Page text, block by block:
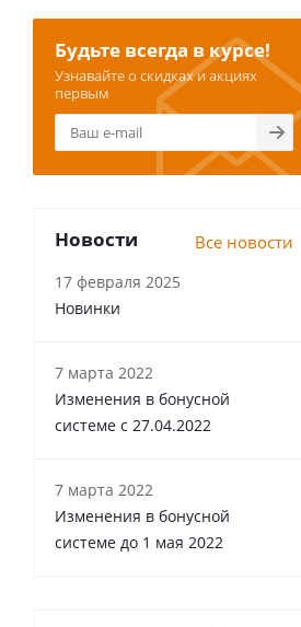
Будьте всегда в курсе!
Узнавайте о скидках и акциях
первым
Новости Все новости
17 февраля 2025
Новинки
7 марта 2022
Изменения в бонусной
системе с 27.04.2022
7 марта 2022
Изменения в бонусной
системе до 1 мая 2022